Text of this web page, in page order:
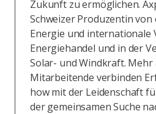
Zukunft zu ermöglichen.
Schweizer Produzentin
Energie und internationale
Energiehandel und in der
Solar- und Windkraft. Mehr
Mitarbeitende verbinden
how mit der Leidenschaft
der gemeinsamen Suche